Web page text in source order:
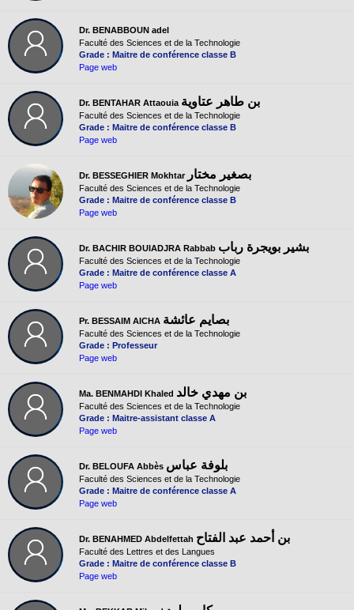
Dr. BENABBOUN adel
Faculté des Sciences et de la Technologie
Grade : Maitre de conférence classe B
Page web
Dr. BENTAHAR Attaouia بن طاهر عتاوية
Faculté des Sciences et de la Technologie
Grade : Maitre de conférence classe B
Page web
Dr. BESSEGHIER Mokhtar بصغير مختار
Faculté des Sciences et de la Technologie
Grade : Maitre de conférence classe B
Page web
Dr. BACHIR BOUIADJRA Rabbab بشير بويجرة رباب
Faculté des Sciences et de la Technologie
Grade : Maitre de conférence classe A
Page web
Pr. BESSAIM AICHA بصايم عائشة
Faculté des Sciences et de la Technologie
Grade : Professeur
Page web
Ma. BENMAHDI Khaled بن مهدي خالد
Faculté des Sciences et de la Technologie
Grade : Maitre-assistant classe A
Page web
Dr. BELOUFA Abbès بلوفة عباس
Faculté des Sciences et de la Technologie
Grade : Maitre de conférence classe A
Page web
Dr. BENAHMED Abdelfettah بن أحمد عبد الفتاح
Faculté des Lettres et des Langues
Grade : Maitre de conférence classe B
Page web